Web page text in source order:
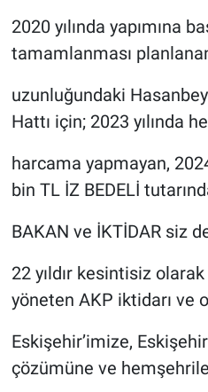
2020 yılında yapımına
tamamlanması
uzunluğundaki
Hattı için; 2023 yılında
harcama yapmayan,
bin TL İZ BEDELİ
BAKAN ve İKTİDAR siz
22 yıldır kesintisiz
yöneten AKP iktidarı ve
Eskişehir’imize,
çözümüne ve